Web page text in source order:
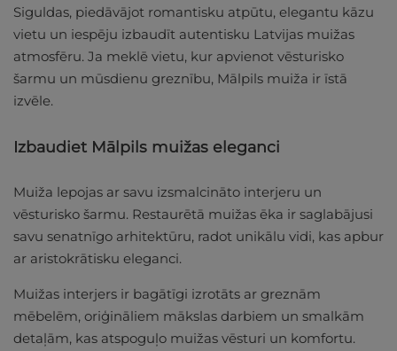
Siguldas, piedāvājot romantisku atpūtu, elegantu kāzu
vietu un iespēju izbaudīt autentisku Latvijas muižas
atmosfēru. Ja meklē vietu, kur apvienot vēsturisko
šarmu un mūsdienu greznību, Mālpils muiža ir īstā
izvēle.
Izbaudiet Mālpils muižas eleganci
Muiža lepojas ar savu izsmalcināto interjeru un
vēsturisko šarmu. Restaurētā muižas ēka ir saglabājusi
savu senatnīgo arhitektūru, radot unikālu vidi, kas apbur
ar aristokrātisku eleganci.
Muižas interjers ir bagātīgi izrotāts ar greznām
mēbelēm, oriģināliem mākslas darbiem un smalkām
detaļām, kas atspoguļo muižas vēsturi un komfortu.